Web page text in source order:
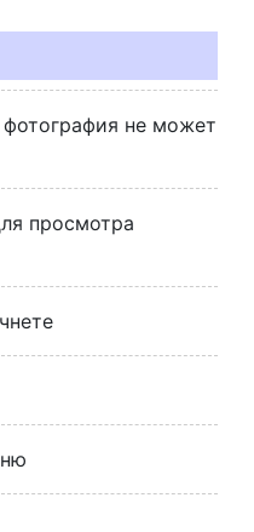
фотография не может
просмотра